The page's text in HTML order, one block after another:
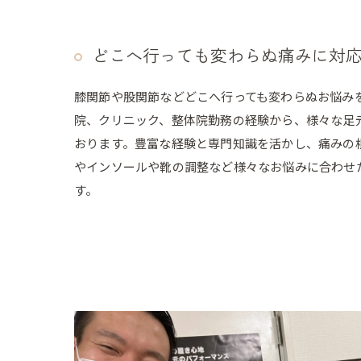
どこへ行っても変わらぬ痛みに対
膝関節や股関節などどこへ行っても変わらぬお悩
院、クリニック、整体院勤務の経験から、様々な
おります。豊富な経験と専門知識を活かし、痛み
やインソールや靴の調整など様々なお悩みに合わ
す。